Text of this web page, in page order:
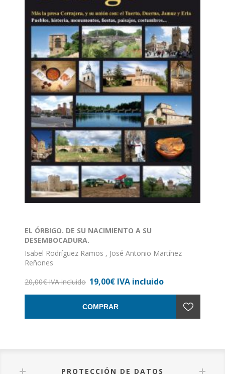
EL ÓRBIGO. DE SU NACIMIENTO A SU
DESEMBOCADURA.
Isabel Rodríguez Ramos , José Antonio Martínez
Reñones
Formato: 17 x 24
20,00€ IVA incluido 19,00€ IVA incluido
COMPRAR
PROTECCIÓN DE DATOS